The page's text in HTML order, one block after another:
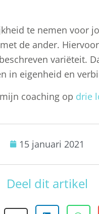
te nemen voor
de ander.
variëteit.
in eigenheid en
coaching op drie
15 januari 2021
Deel dit artikel